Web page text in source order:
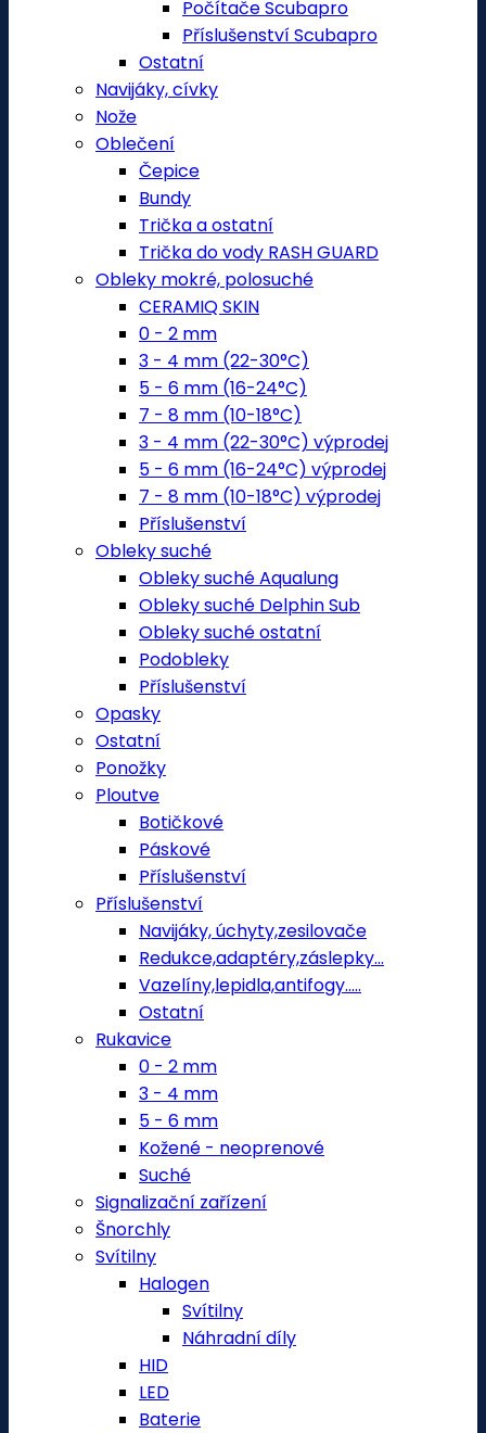
Počítače Scubapro
Příslušenství Scubapro
Ostatní
Navijáky, cívky
Nože
Oblečení
Čepice
Bundy
Trička a ostatní
Trička do vody RASH GUARD
Obleky mokré, polosuché
CERAMIQ SKIN
0 - 2 mm
3 - 4 mm (22-30°C)
5 - 6 mm (16-24°C)
7 - 8 mm (10-18°C)
3 - 4 mm (22-30°C) výprodej
5 - 6 mm (16-24°C) výprodej
7 - 8 mm (10-18°C) výprodej
Příslušenství
Obleky suché
Obleky suché Aqualung
Obleky suché Delphin Sub
Obleky suché ostatní
Podobleky
Příslušenství
Opasky
Ostatní
Ponožky
Ploutve
Botičkové
Páskové
Příslušenství
Příslušenství
Navijáky, úchyty,zesilovače
Redukce,adaptéry,záslepky...
Vazelíny,lepidla,antifogy.....
Ostatní
Rukavice
0 - 2 mm
3 - 4 mm
5 - 6 mm
Kožené - neoprenové
Suché
Signalizační zařízení
Šnorchly
Svítilny
Halogen
Svítilny
Náhradní díly
HID
LED
Baterie